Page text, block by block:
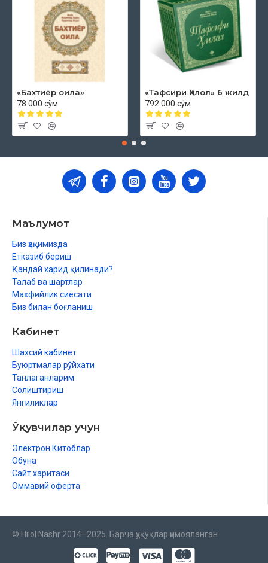
«Бахтиёр оила»
78 000 сўм
«Тафсири Ҳилол» 6 жилд
792 000 сўм
Маълумот
Биз ҳақимизда
Етказиб бериш
Қандай харид қилинади?
Талаб ва шартлар
Махфийлик сиёсати
Биз билан боғланиш
Кабинет
Шахсий кабинет
Буюртмалар рўйхати
Танлаганларим
Солиштириш
Янгиликлар
Ўқувчилар учун
Электрон Китоблар
Обуна
Сайт харитаси
Оммавий оферта
© Hilol Nashr 2014–2025. Барча ҳуқуқлар ҳимояланган